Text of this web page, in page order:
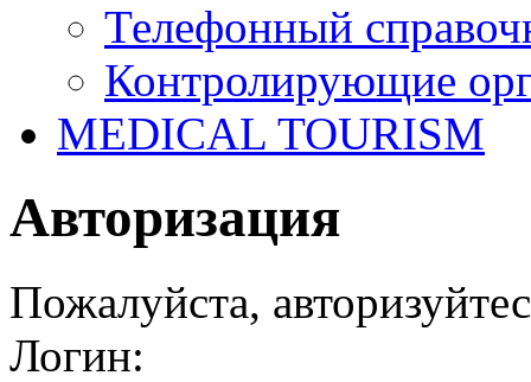
Телефонный
Контролирующие
MEDICAL TOURISM
Авторизация
Пожалуйста,
Логин: